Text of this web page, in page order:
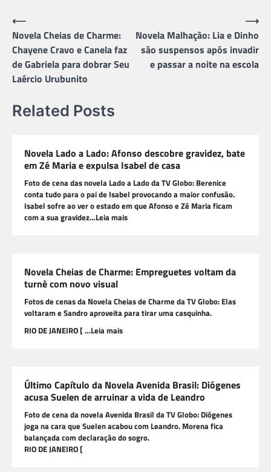
Navegação
de
Post
⟵
Novela Cheias de Charme:
Chayene Cravo e Canela faz
de Gabriela para dobrar Seu
Laércio Urubunito
Novela Malhação: Lia e Dinho
são suspensos após invadir
e passar a noite na escola
⟶
Related Posts
Novela Lado a Lado: Afonso descobre gravidez, bate
em Zé Maria e expulsa Isabel de casa
Foto de cena das novela Lado a Lado da TV Globo: Berenice
conta tudo para o pai de Isabel provocando a maior confusão.
Isabel sofre ao ver o estado em que Afonso e Zé Maria ficam
com a sua gravidez…Leia mais
Novela Cheias de Charme: Empreguetes voltam da
turnê com novo visual
Fotos de cenas da Novela Cheias de Charme da TV Globo: Elas
voltaram e Sandro aproveita para tirar uma casquinha.
RIO DE JANEIRO [ …Leia mais
Último Capítulo da Novela Avenida Brasil: Diógenes
acusa Suelen de arruinar a vida de Leandro
Foto de cena da novela Avenida Brasil da TV Globo: Diógenes
joga na cara que Suelen acabou com Leandro. Morena fica
balançada com declaração do sogro.
RIO DE JANEIRO [